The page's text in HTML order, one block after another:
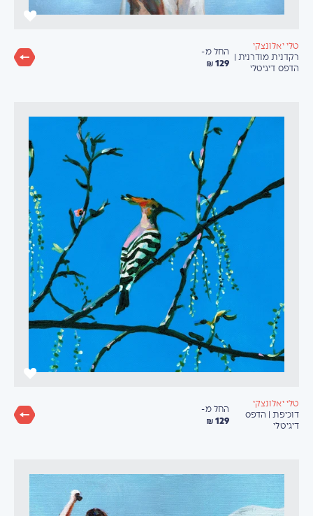
טלי יאלונצקי
רקדנית מודרנית |
הדפס דיגיטלי
החל מ-
129 ₪
טלי יאלונצקי
דוכיפת | הדפס
דיגיטלי
החל מ-
129 ₪